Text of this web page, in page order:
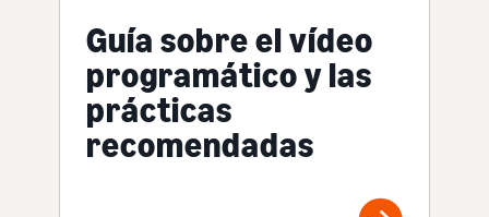
Guía sobre el vídeo
programático y las
prácticas
recomendadas